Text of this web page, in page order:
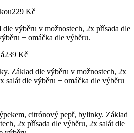
229 Kč
dle výběru v možnostech, 2x přísada dle
+ omáčka dle výběru.
239 Kč
Základ dle výběru v možnostech, 2x
salát dle výběru + omáčka dle výběru
citrónový pepř, bylinky. Základ
2x přísada dle výběru, 2x salát dle